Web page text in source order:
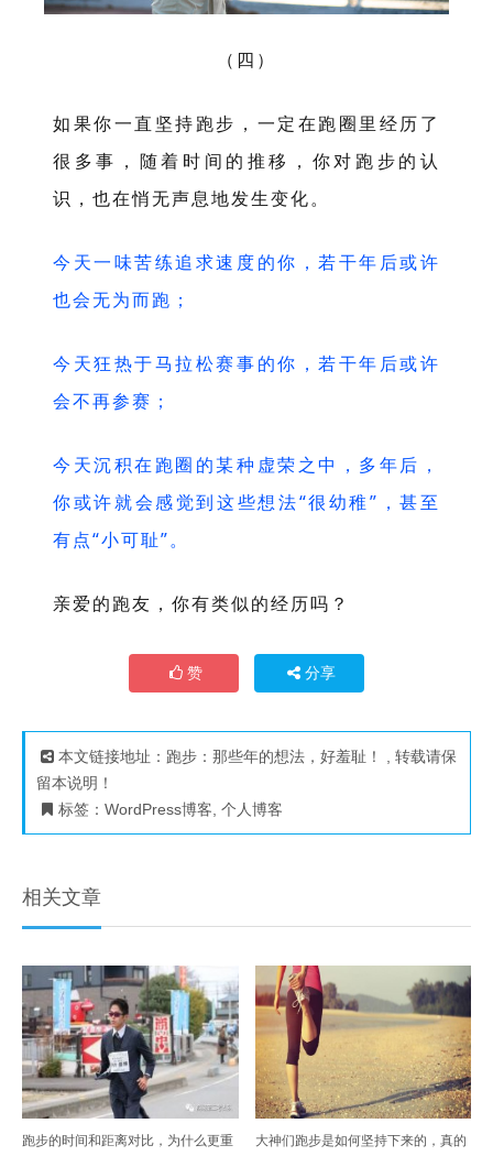
（四）
如果你一直坚持跑步，一定在跑圈里经历了
很多事，随着时间的推移，你对跑步的认
识，也在悄无声息地发生变化。
今天一味苦练追求速度的你，若干年后或许
也会无为而跑；
今天狂热于马拉松赛事的你，若干年后或许
会不再参赛；
今天沉积在跑圈的某种虚荣之中，多年后，
你或许就会感觉到这些想法“很幼稚”，甚至
有点“小可耻”。
亲爱的跑友，你有类似的经历吗？
赞 分享
本文链接地址： 跑步：那些年的想法，好羞耻！
, 转载请保
留本说明！
标签： WordPress博客, 个人博客
相关文章
跑步的时间和距离对比，为什么更重
大神们跑步是如何坚持下来的，真的